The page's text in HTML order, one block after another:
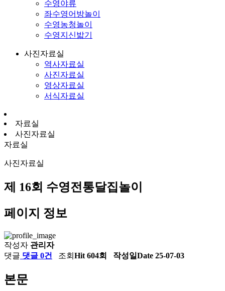
수영야류
좌수영어방놀이
수영농청놀이
수영지신밟기
사진자료실
역사자료실
사진자료실
영상자료실
서식자료실
자료실
사진자료실
자료실
사진자료실
제 16회 수영전통달집놀이
페이지 정보
작성자 관리자
댓글 댓글 0건 조회 Hit 604회 작성일Date 25-07-03
본문